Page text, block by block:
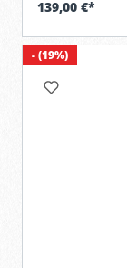
139,00 €*
- (19%)